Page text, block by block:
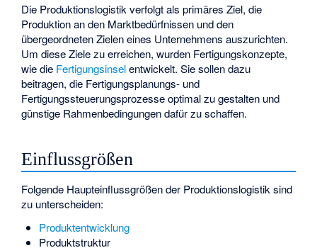
Die Produktionslogistik verfolgt als primäres Ziel, die
Produktion an den Marktbedürfnissen und den
übergeordneten Zielen eines Unternehmens auszurichten.
Um diese Ziele zu erreichen, wurden Fertigungskonzepte,
wie die Fertigungsinselentwickelt. Sie sollen dazu
beitragen, die Fertigungsplanungs- und
Fertigungssteuerungsprozesseoptimal zu gestalten und
günstige Rahmenbedingungen dafür zu schaffen.
Einflussgrößen
Folgende Haupteinflussgrößen der Produktionslogistik sind
zu unterscheiden:
Produktentwicklung
Produktstruktur